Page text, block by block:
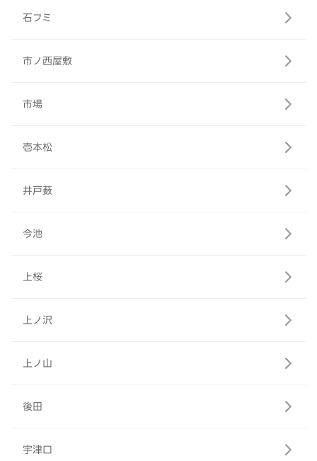
石フミ
市ノ西屋敷
市場
壱本松
井戸薮
今池
上桜
上ノ沢
上ノ山
後田
宇津口